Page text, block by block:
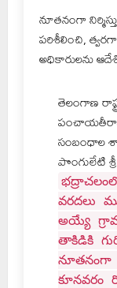
నూతనంగా
పరిశీలించి,
అధికారులను
తెలంగాణ
సంబంధాల
పొంగులేటి
వరదలు
అయ్యే
తాకిడికి
నూతనంగా
కూనవరం